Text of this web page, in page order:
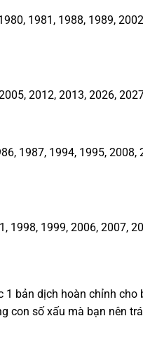
1981, 1988, 1989,
2012, 2013, 2026,
1987, 1994, 1995, 2008,
1998, 1999, 2006, 2007,
bản dịch hoàn chỉnh
con số xấu mà bạn nên